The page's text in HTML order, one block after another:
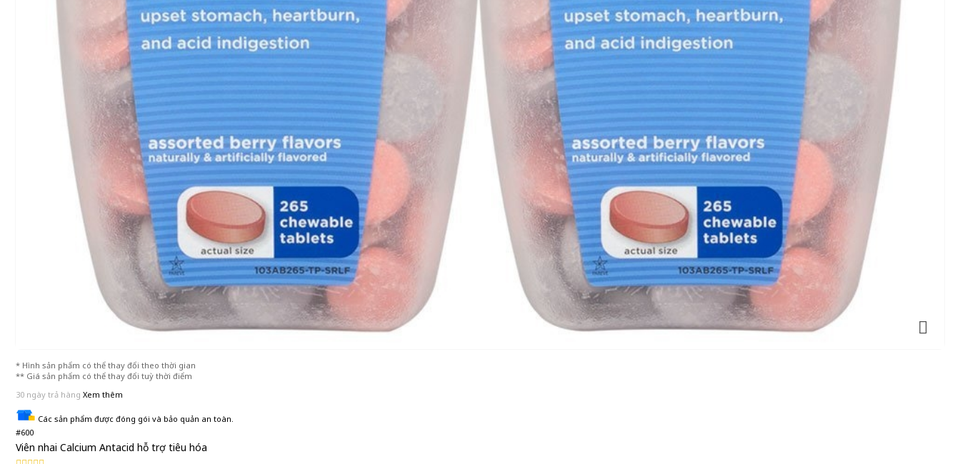
* Hình sản phẩm có thể thay đổi theo thời gian
** Giá sản phẩm có thể thay đổi tuỳ thời điểm
30 ngày trả hàng Xem thêm
Các sản phẩm được đóng gói và bảo quản an toàn.
#600
Viên nhai Calcium Antacid hỗ trợ tiêu hóa